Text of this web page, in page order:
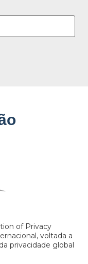
of Privacy
voltada a
privacidade global